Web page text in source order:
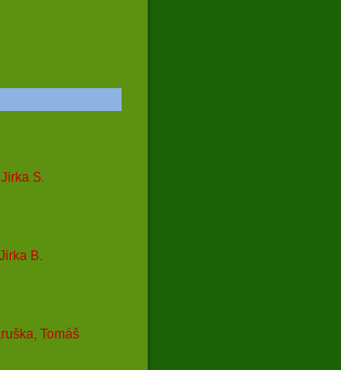
S.
B.
Tomáš